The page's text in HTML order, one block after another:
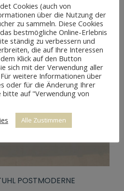
POSTMODERNE
Cookies (auch von
über die Nutzung der
zu sammeln. Diese Cookies
bestmögliche Online-Erlebnis
ständig zu verbessern und
die auf Ihre Interessen
Klick auf den Button
sich mit der Verwendung aller
weitere Informationen über
oder für die Änderung Ihrer
bitte auf "Verwendung von
Alle Zustimmen